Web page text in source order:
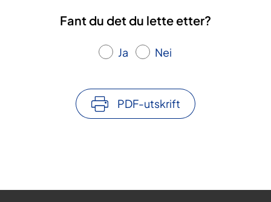
Fant du det du lette etter?
Ja Nei
PDF-utskrift